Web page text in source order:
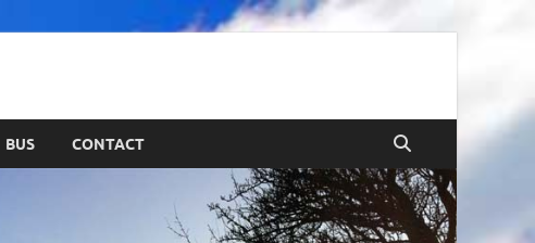
BUS CONTACT